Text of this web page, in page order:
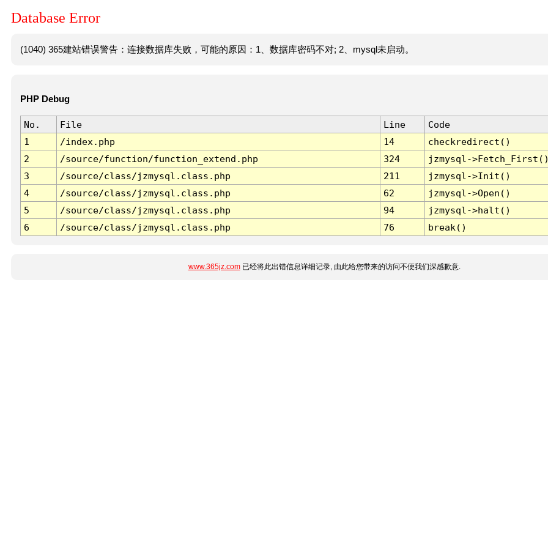
Database Error
(1040) 365建站错误警告：连接数据库失败，可能的原因：1、数据库密码不对; 2、mysql未启动。
PHP Debug
No. File Line
Code
1
/index.php 14
checkredirect()
2
/source/function/function_extend.php 324
jzmysql-
3
/source/class/jzmysql.class.php 211
jzmysql->Init()
4
/source/class/jzmysql.class.php 62
jzmysql->Open()
5
/source/class/jzmysql.class.php 94
jzmysql->halt()
6
/source/class/jzmysql.class.php 76 break()
www.365jz.com已经将此出错信息详细记录, 由此给您带来的访问不便我们深感歉意.